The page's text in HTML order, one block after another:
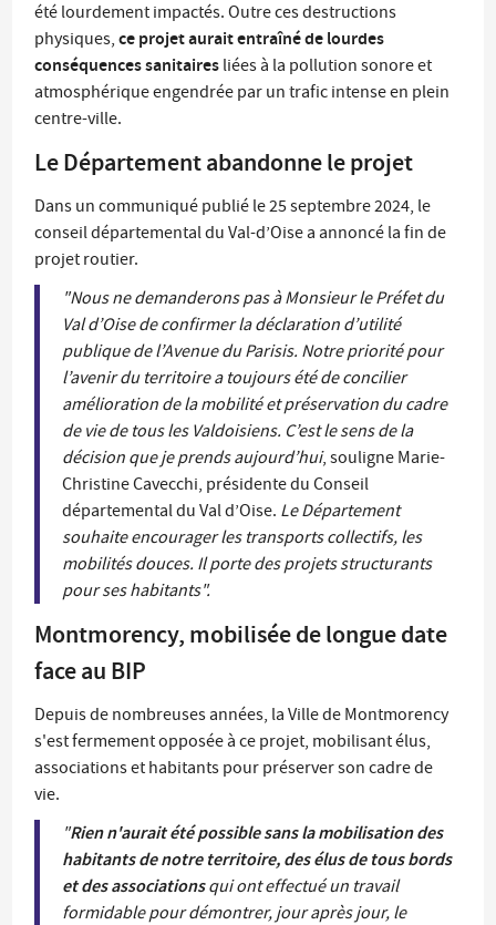
été lourdement impactés. Outre ces destructions
physiques,ce projet aurait entraîné de lourdes
conséquences sanitaires liées à la pollution sonore et
atmosphérique engendrée par un trafic intense en plein
centre-ville.
Le Département abandonne le projet
Dans un communiqué publié le 25 septembre 2024, le
conseil départemental du Val-d’Oise a annoncé la fin de
projet routier.
"Nous ne demanderons pas à Monsieur le Préfet du
Val d’Oise de confirmer la déclaration d’utilité
publique de l’Avenue du Parisis. Notre priorité pour
l’avenir du territoire a toujours été de concilier
amélioration de la mobilité et préservation du cadre
de vie de tous les Valdoisiens. C’est le sens de la
décision que je prends aujourd’hui, souligne Marie-
Christine Cavecchi, présidente du Conseil
départemental du Val d’Oise. Le Département
souhaite encourager les transports collectifs, les
mobilités douces. Il porte des projets structurants
pour ses habitants".
Montmorency, mobilisée de longue date
face au BIP
Depuis de nombreuses années, la Ville de Montmorency
s'est fermement opposée à ce projet, mobilisant élus,
associations et habitants pour préserver son cadre de
vie.
"Rien n'aurait été possible sans la mobilisation des
habitants de notre territoire, des élus de tous bords
et des associationsqui ont effectué un travail
formidable pour démontrer, jour après jour, le